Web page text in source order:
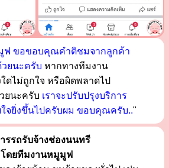
ฟ ขอขอบคุณคำติชมจากลูกค้า
ยนะครับ หากทางทีมงาน
ดไม่ถูกใจ หรือผิดพลาดไป
ยนะครับ เราจะปรับปรุงบริการ
จยิ่งขึ้นไปครับผม ขอบคุณครับ.."
รรถรับจ้างช่องนนทรี
โดยทีมงานหมูมูฟ